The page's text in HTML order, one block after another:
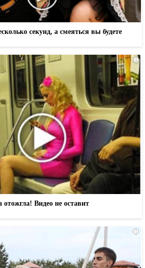
секунд, а смеяться вы будете
i
отожгла! Видео не оставит
i